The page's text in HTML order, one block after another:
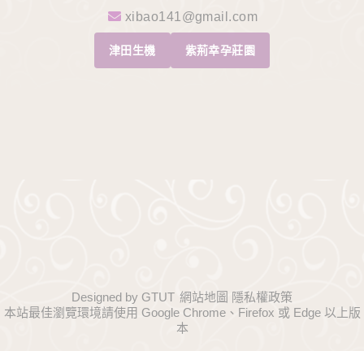
xibao141@gmail.com
津田生機 紫荊幸孕莊園
Designed by GTUT 網站地圖 隱私權政策
本站最佳瀏覽環境請使用 Google Chrome、Firefox 或 Edge 以上版
本